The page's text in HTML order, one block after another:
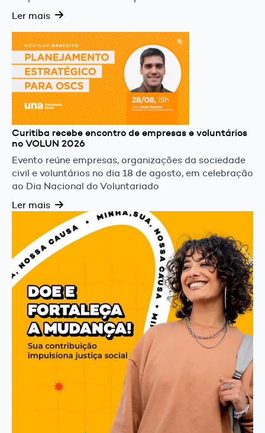
Ler mais
Curitiba recebe encontro de empresas e voluntários
no VOLUN 2026
Evento reúne empresas, organizações da sociedade
civil e voluntários no dia 18 de agosto, em celebração
ao Dia Nacional do Voluntariado
Ler mais